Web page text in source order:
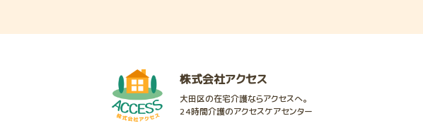
株式会社アクセス
大田区の在宅介護ならアクセスへ。
24時間介護のアクセスケアセンター